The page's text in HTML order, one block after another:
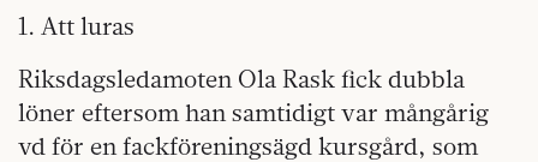
1. Att luras
Riksdagsledamoten Ola Rask fick dubbla
löner eftersom han samtidigt var mångårig
vd för en fackföreningsägd kursgård, som